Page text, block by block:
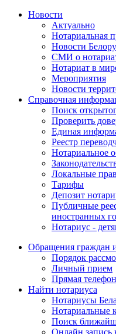
Новости
Актуально
Нотариальная
Новости
СМИ о
Нотариат в
Мероприятия
Новости
Справочная
Поиск
Проверить
Единая
Реестр
Нотариальное
Локальные
Тарифы
Депозит
Публичные
иностранных
Нотариус -
Обращения граждан
Порядок
Личный прием
Прямая
Найти нотариуса
Нотариусы
Нотариальные
Поиск
Онлайн запись